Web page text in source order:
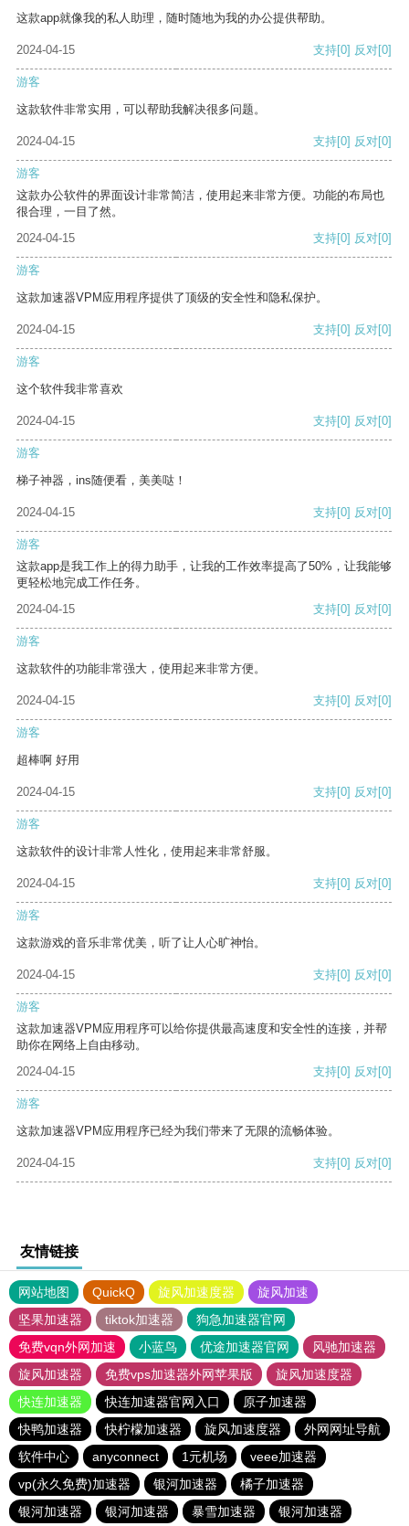
这款app就像我的私人助理，随时随地为我的办公提供帮助。
2024-04-15 支持[0] 反对[0]
游客
这款软件非常实用，可以帮助我解决很多问题。
2024-04-15 支持[0] 反对[0]
游客
这款办公软件的界面设计非常简洁，使用起来非常方便。功能的布局也
很合理，一目了然。
2024-04-15
支持[0] 反对[0]
游客
这款加速器VPM应用程序提供了顶级的安全性和隐私保护。
2024-04-15 支持[0] 反对[0]
游客
这个软件我非常喜欢
2024-04-15 支持[0] 反对[0]
游客
梯子神器，ins随便看，美美哒！
2024-04-15 支持[0] 反对[0]
游客
这款app是我工作上的得力助手，让我的工作效率提高了50%，让我能够
更轻松地完成工作任务。
2024-04-15
支持[0] 反对[0]
游客
这款软件的功能非常强大，使用起来非常方便。
2024-04-15 支持[0] 反对[0]
游客
超棒啊 好用
2024-04-15 支持[0] 反对[0]
游客
这款软件的设计非常人性化，使用起来非常舒服。
2024-04-15 支持[0] 反对[0]
游客
这款游戏的音乐非常优美，听了让人心旷神怡。
2024-04-15 支持[0] 反对[0]
游客
这款加速器VPM应用程序可以给你提供最高速度和安全性的连接，并帮
助你在网络上自由移动。
2024-04-15
支持[0] 反对[0]
游客
这款加速器VPM应用程序已经为我们带来了无限的流畅体验。
2024-04-15 支持[0] 反对[0]
友情链接
网站地图 QuickQ 旋风加速度器
旋风加速
坚果加速器
tiktok加速器
狗急加速器官网
免费vqn外网加速
小蓝鸟 优途加速器官网
风驰加速器
旋风加速器
免费vps加速器外网苹果版
旋风加速度器
快连加速器
快连加速器官网入口
原子加速器
快鸭加速器
快柠檬加速器 旋风加速度器
外网网址导航
软件中心
anyconnect 1元机场
veee加速器
vp(永久免费)加速器
银河加速器
橘子加速器
银河加速器
银河加速器 暴雪加速器 银河加速器